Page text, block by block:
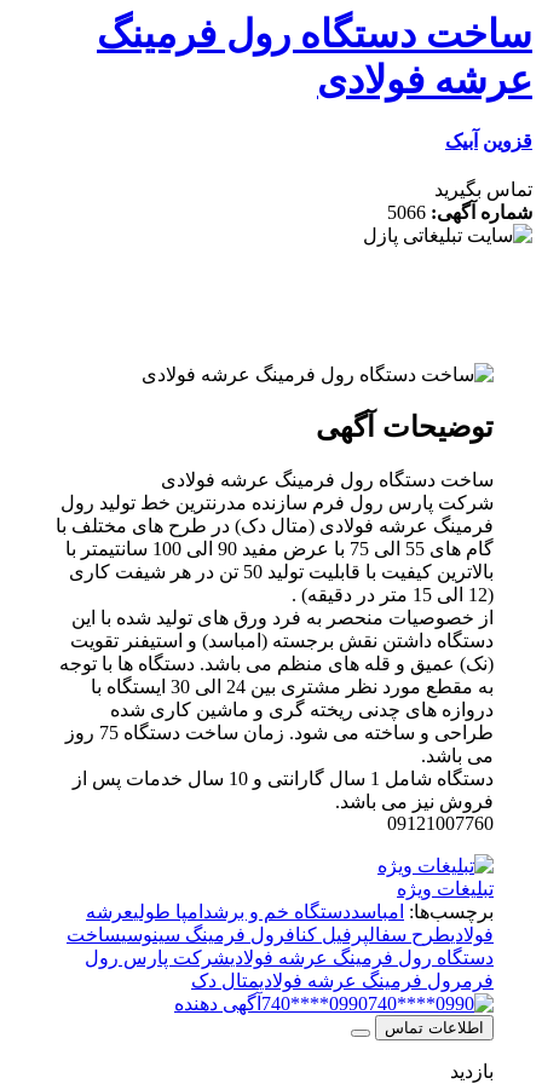
دستگاه رول فرمینگ
فولادی
آبیک
بگیرید
آگهی:5066
توضیحات آگهی
ساخت دستگاه رول فرمینگ عرشه فولادی
شرکت پارس رول فرم سازنده مدرنترین خط تولید رول
فرمینگ عرشه فولادی (متال دک) در طرح های مختلف با
گام های 55 الی 75 با عرض مفید 90 الی 100 سانتیمتر با
بالاترین کیفیت با قابلیت تولید 50 تن در هر شیفت کاری
از خصوصیات منحصر به فرد ورق های تولید شده با این
دستگاه داشتن نقش برجسته (امباسد) و استیفنر تقویت
(نک) عمیق و قله های منظم می باشد. دستگاه ها با توجه
به مقطع مورد نظر مشتری بین 24 الی 30 ایستگاه با
دروازه های چدنی ریخته گری و ماشین کاری شده
طراحی و ساخته می شود. زمان ساخت دستگاه 75 روز
می باشد.
دستگاه شامل 1 سال گارانتی و 10 سال خدمات پس از
فروش نیز می باشد.
09121007760
تبلیغات ویژه
برچسب‌ها:امباسددستگاه خم و برشدامپا طولی عرشه
طرح سفال پرفیل کناف رول فرمینگ سینوسیساخت
دستگاه رول فرمینگ عرشه فولادی شرکت پارس رول
رول فرمینگ عرشه فولادی متال دک
0990****740
آگهی دهنده
اطلاعات تماس